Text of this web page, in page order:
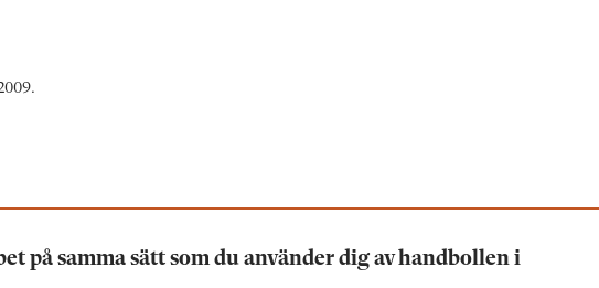
på samma sätt som du använder dig av handbollen i